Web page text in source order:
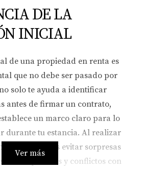
DE LA
INICIAL
de una propiedad en renta es
que no debe ser pasado por
solo te ayuda a identificar
antes de firmar un contrato,
un marco claro para lo
durante tu estancia. Al realizar
puedes evitar sorpresas
inesperados y conflictos con
Ver más